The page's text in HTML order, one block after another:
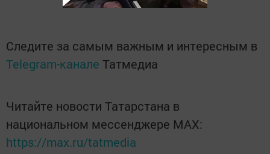
Следите за самым важным и интересным в
Telegram-канале Татмедиа
Читайте новости Татарстана в
национальном мессенджере MАХ:
https://max.ru/tatmedia